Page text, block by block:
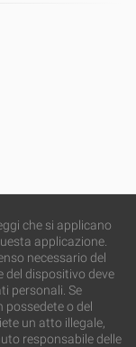
che si applicano
applicazione.
necessario del
del dispositivo deve
personali. Se
possedete o del
un atto illegale,
responsabile delle